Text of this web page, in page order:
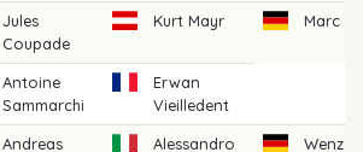
Jules
Coupade
Kurt Mayr Marc
Antoine
Sammarchi
Erwan
Vieilledent
Andreas
Alessandro
Wenzel